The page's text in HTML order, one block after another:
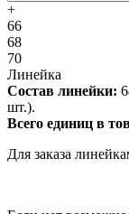
+
66
68
70
Линейка
Состав линейки:
шт.).
Всего единиц в
Для заказа